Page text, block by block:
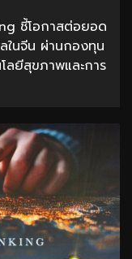
ชี้โอกาสต่อยอด
ในจีน ผ่านกองทุน
ลยีสุขภาพและการ